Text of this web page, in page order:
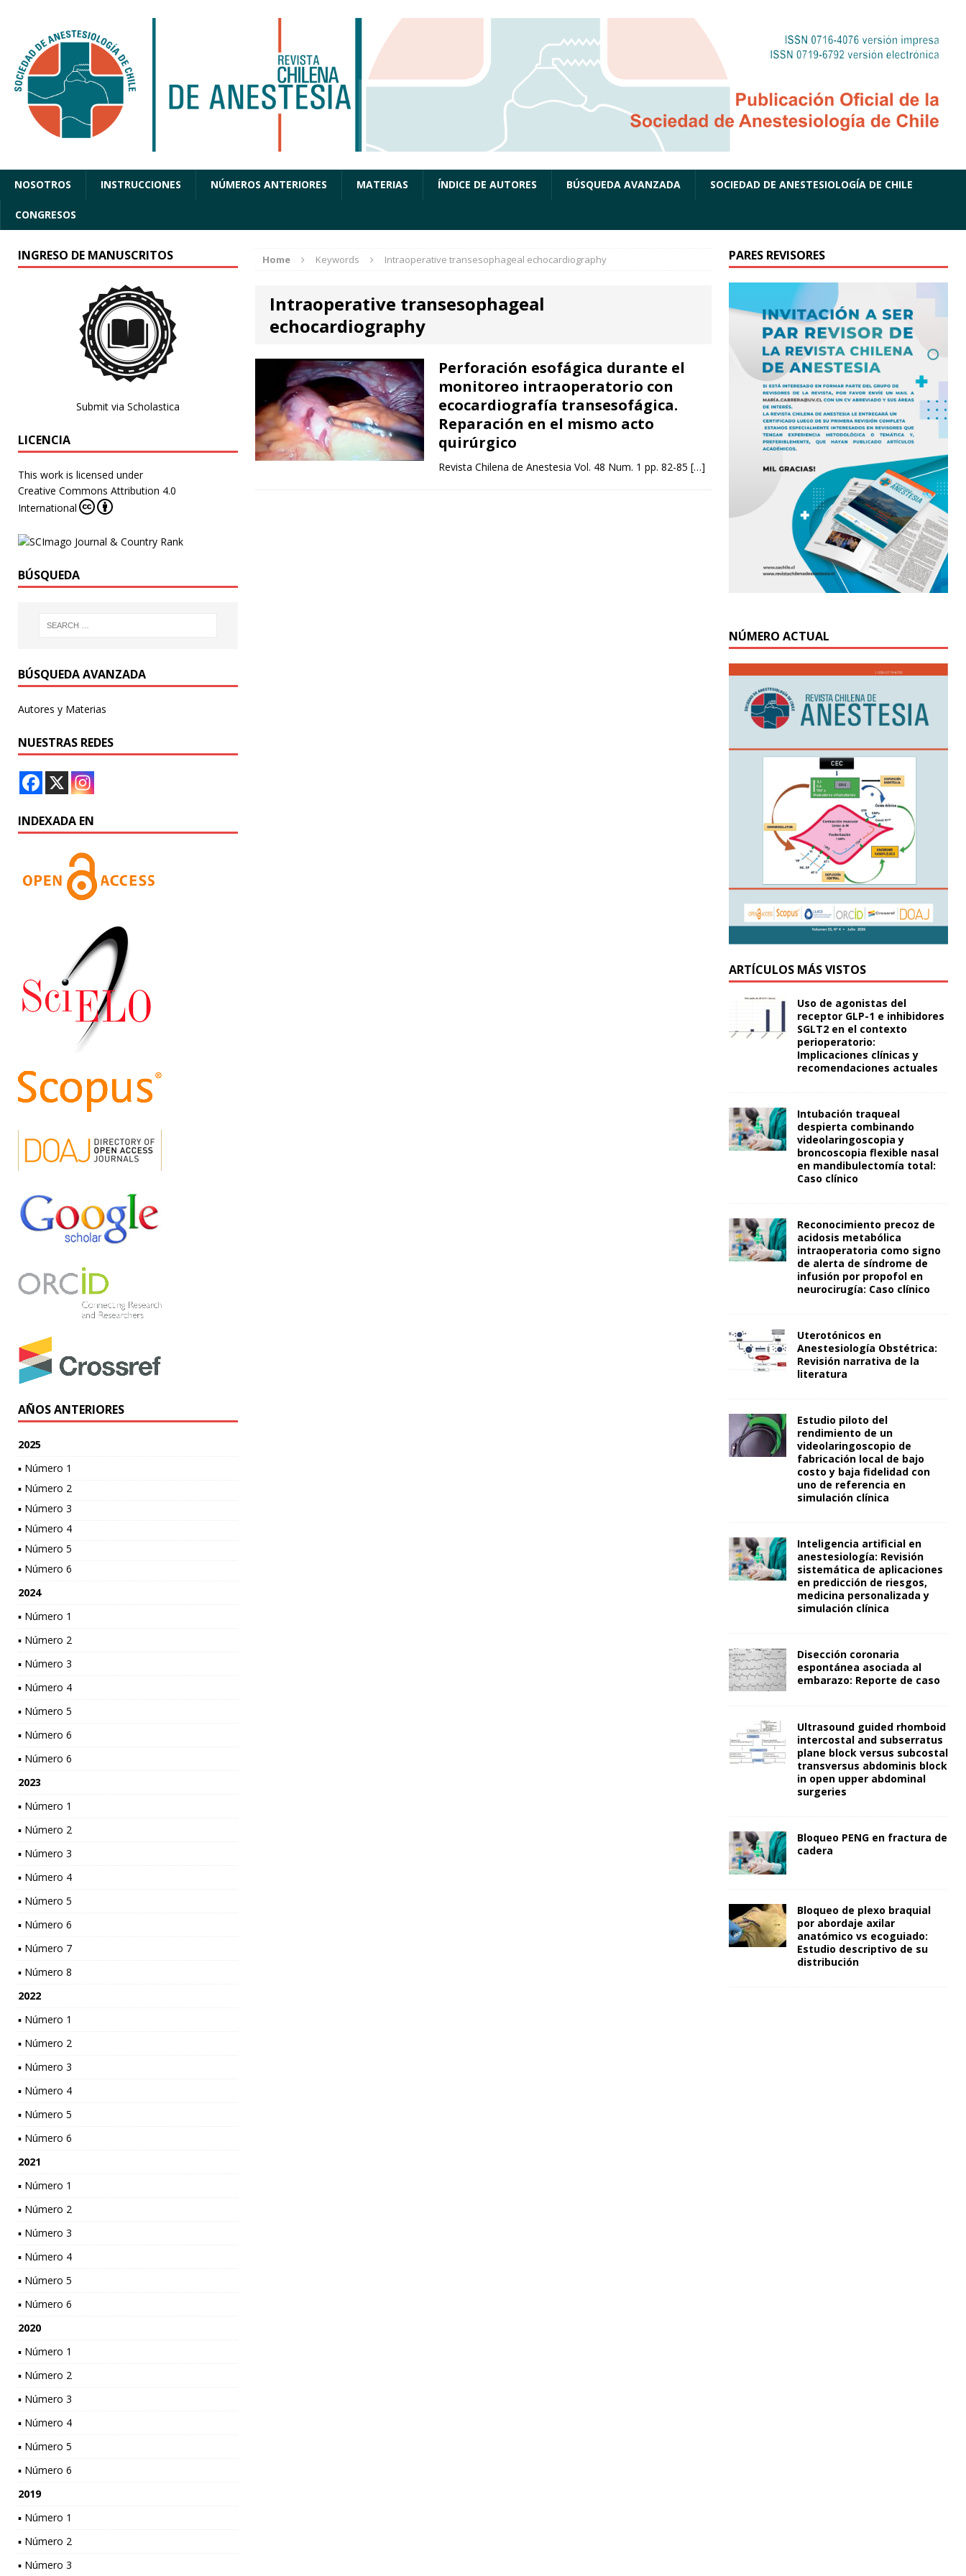
NOSOTROS INSTRUCCIONES NÚMEROS ANTERIORES MATERIAS ÍNDICE DE AUTORES BÚSQUEDA AVANZADA SOCIEDAD DE ANESTESIOLOGÍA DE CHILE
CONGRESOS
Home Keywords Intraoperative transesophageal echocardiography
Intraoperative transesophageal
echocardiography
Perforación esofágica durante el
monitoreo intraoperatorio con
ecocardiografía transesofágica.
Reparación en el mismo acto
quirúrgico
Revista Chilena de Anestesia Vol. 48 Num. 1 pp. 82-85 […]
INGRESO DE MANUSCRITOS
Submit via Scholastica
LICENCIA
This work is licensed under
Creative Commons Attribution 4.0
International
BÚSQUEDA
BÚSQUEDA AVANZADA
Autores y Materias
NUESTRAS REDES
INDEXADA EN
AÑOS ANTERIORES
2025
▪ Número 1
▪ Número 2
▪ Número 3
▪ Número 4
▪ Número 5
▪ Número 6
2024
▪ Número 1
▪ Número 2
▪ Número 3
▪ Número 4
▪ Número 5
▪ Número 6
▪ Número 6
2023
▪ Número 1
▪ Número 2
▪ Número 3
▪ Número 4
▪ Número 5
▪ Número 6
▪ Número 7
▪ Número 8
2022
▪ Número 1
▪ Número 2
▪ Número 3
▪ Número 4
▪ Número 5
▪ Número 6
2021
▪ Número 1
▪ Número 2
▪ Número 3
▪ Número 4
▪ Número 5
▪ Número 6
2020
▪ Número 1
▪ Número 2
▪ Número 3
▪ Número 4
▪ Número 5
▪ Número 6
2019
▪ Número 1
▪ Número 2
▪ Número 3
PARES REVISORES
NÚMERO ACTUAL
ARTÍCULOS MÁS VISTOS
Uso de agonistas del
receptor GLP-1 e inhibidores
SGLT2 en el contexto
perioperatorio:
Implicaciones clínicas y
recomendaciones actuales
Intubación traqueal
despierta combinando
videolaringoscopia y
broncoscopia flexible nasal
en mandibulectomía total:
Caso clínico
Reconocimiento precoz de
acidosis metabólica
intraoperatoria como signo
de alerta de síndrome de
infusión por propofol en
neurocirugía: Caso clínico
Uterotónicos en
Anestesiología Obstétrica:
Revisión narrativa de la
literatura
Estudio piloto del
rendimiento de un
videolaringoscopio de
fabricación local de bajo
costo y baja fidelidad con
uno de referencia en
simulación clínica
Inteligencia artificial en
anestesiología: Revisión
sistemática de aplicaciones
en predicción de riesgos,
medicina personalizada y
simulación clínica
Disección coronaria
espontánea asociada al
embarazo: Reporte de caso
Ultrasound guided rhomboid
intercostal and subserratus
plane block versus subcostal
transversus abdominis block
in open upper abdominal
surgeries
Bloqueo PENG en fractura de
cadera
Bloqueo de plexo braquial
por abordaje axilar
anatómico vs ecoguiado:
Estudio descriptivo de su
distribución